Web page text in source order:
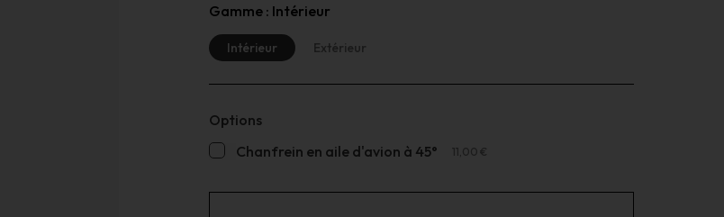
Gamme : Intérieur
Intérieur Extérieur
Options
Chanfrein en aile d'avion à 45°
11,00 €